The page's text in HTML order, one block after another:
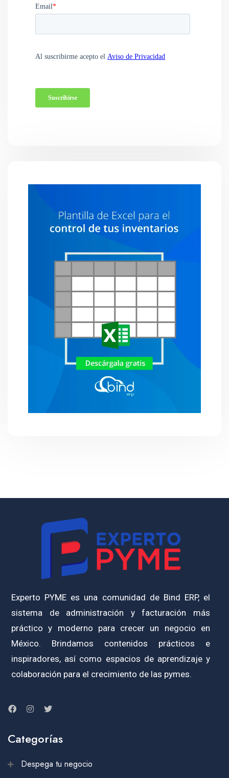
Experto PYME es una comunidad de Bind ERP, el
sistema de administración y facturación más
práctico y moderno para crecer un negocio en
México. Brindamos contenidos prácticos e
inspiradores, así como espacios de aprendizaje y
colaboración para el crecimiento de las pymes.
Categorías
Despega tu negocio